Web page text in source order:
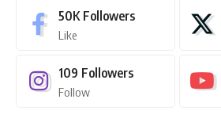
50K Followers
Like
109 Followers
Follow